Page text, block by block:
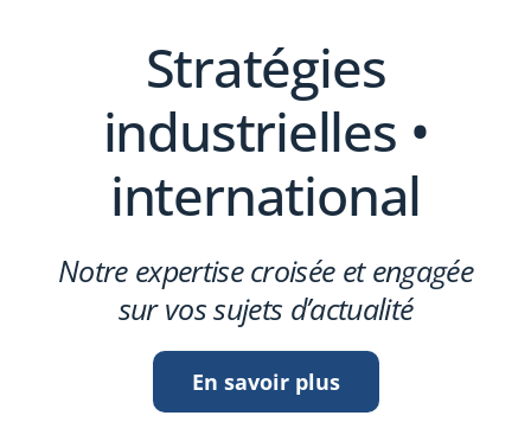
Stratégies
industrielles •
international
Notre expertise croisée et engagée
sur vos sujets d’actualité
En savoir plus